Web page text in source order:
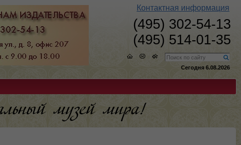
Контактная информация
(495) 302-54-13
(495) 514-01-35
Сегодня 6.08.2026